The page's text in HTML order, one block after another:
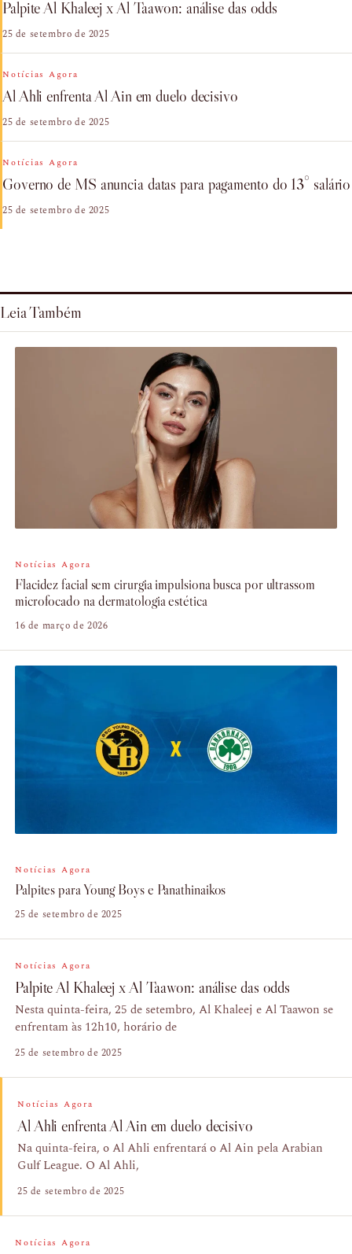
Palpite Al Khaleej x Al Taawon: análise das odds
25 de setembro de 2025
Notícias Agora
Al Ahli enfrenta Al Ain em duelo decisivo
25 de setembro de 2025
Notícias Agora
Governo de MS anuncia datas para pagamento do 13° salário
25 de setembro de 2025
Leia Também
Notícias Agora
Flacidez facial sem cirurgia impulsiona busca por ultrassom
microfocado na dermatologia estética
16 de março de 2026
Notícias Agora
Palpites para Young Boys e Panathinaikos
25 de setembro de 2025
Notícias Agora
Palpite Al Khaleej x Al Taawon: análise das odds
Nesta quinta-feira, 25 de setembro, Al Khaleej e Al Taawon se
enfrentam às 12h10, horário de
25 de setembro de 2025
Notícias Agora
Al Ahli enfrenta Al Ain em duelo decisivo
Na quinta-feira, o Al Ahli enfrentará o Al Ain pela Arabian
Gulf League. O Al Ahli,
25 de setembro de 2025
Notícias Agora